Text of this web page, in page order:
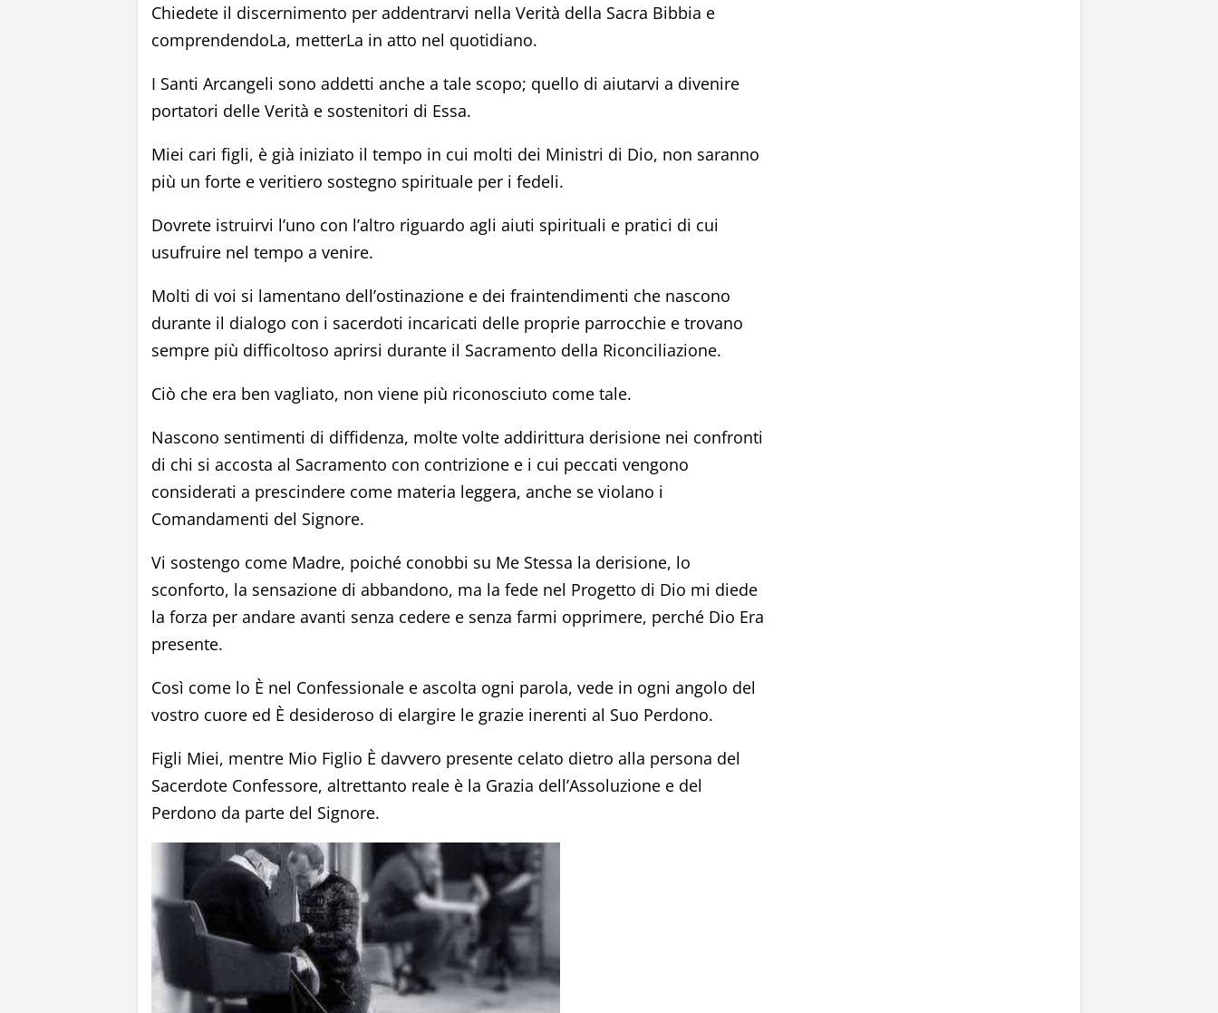
Chiedete il discernimento per addentrarvi nella Verità della Sacra Bibbia e
comprendendoLa, metterLa in atto nel quotidiano.
I Santi Arcangeli sono addetti anche a tale scopo; quello di aiutarvi a divenire
portatori delle Verità e sostenitori di Essa.
Miei cari figli, è già iniziato il tempo in cui molti dei Ministri di Dio, non saranno
più un forte e veritiero sostegno spirituale per i fedeli.
Dovrete istruirvi l’uno con l’altro riguardo agli aiuti spirituali e pratici di cui
usufruire nel tempo a venire.
Molti di voi si lamentano dell’ostinazione e dei fraintendimenti che nascono
durante il dialogo con i sacerdoti incaricati delle proprie parrocchie e trovano
sempre più difficoltoso aprirsi durante il Sacramento della Riconciliazione.
Ciò che era ben vagliato, non viene più riconosciuto come tale.
Nascono sentimenti di diffidenza, molte volte addirittura derisione nei confronti
di chi si accosta al Sacramento con contrizione e i cui peccati vengono
considerati a prescindere come materia leggera, anche se violano i
Comandamenti del Signore.
Vi sostengo come Madre, poiché conobbi su Me Stessa la derisione, lo
sconforto, la sensazione di abbandono, ma la fede nel Progetto di Dio mi diede
la forza per andare avanti senza cedere e senza farmi opprimere, perché Dio Era
presente.
Così come lo È nel Confessionale e ascolta ogni parola, vede in ogni angolo del
vostro cuore ed È desideroso di elargire le grazie inerenti al Suo Perdono.
Figli Miei, mentre Mio Figlio È davvero presente celato dietro alla persona del
Sacerdote Confessore, altrettanto reale è la Grazia dell’Assoluzione e del
Perdono da parte del Signore.